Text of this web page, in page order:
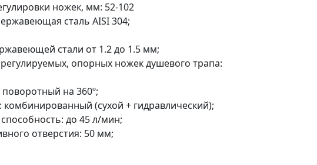
ножек, мм: 52-102
сталь AISI 304;
стали от 1.2 до 1.5 мм;
опорных ножек душевого трапа:
на 360º;
комбинированный (сухой + гидравлический);
до 45 л/мин;
отверстия: 50 мм;